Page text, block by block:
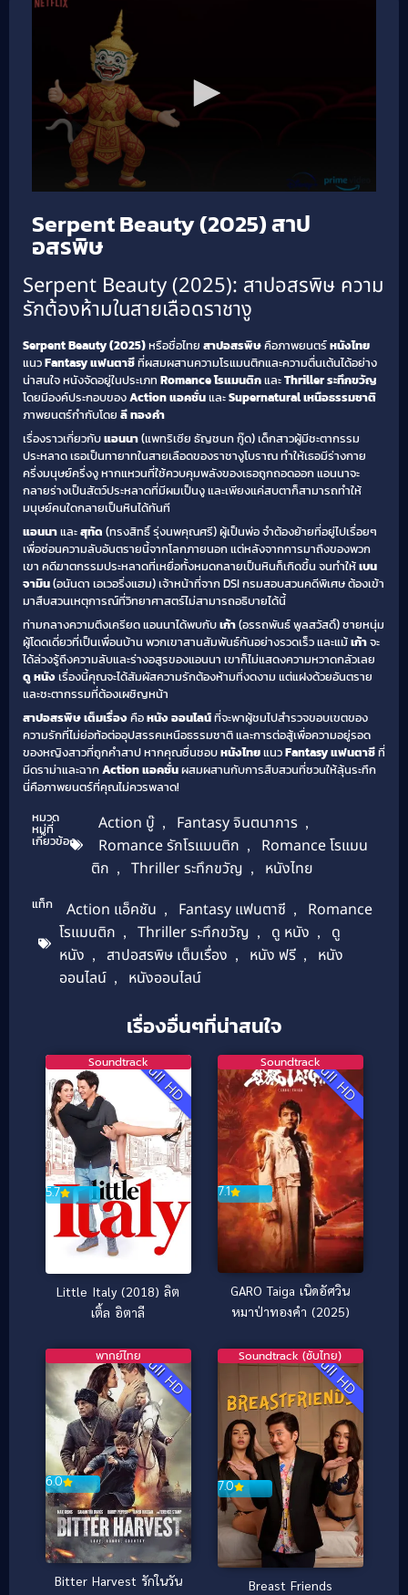
Serpent Beauty (2025) สาป
อสรพิษ
Serpent Beauty (2025): สาปอสรพิษ ความ
รักต้องห้ามในสายเลือดราชางู
Serpent Beauty (2025)หรือชื่อไทย สาปอสรพิษคือภาพยนตร์หนังไทย
แนวFantasy แฟนตาซีที่ผสมผสานความโรแมนติกและความตื่นเต้นได้อย่าง
น่าสนใจ หนังจัดอยู่ในประเภท Romance โรแมนติกและThriller ระทึกขวัญ
โดยมีองค์ประกอบของAction แอคชั่นและSupernatural เหนือธรรมชาติ
ภาพยนตร์กำกับโดย ลี ทองคำ
เรื่องราวเกี่ยวกับแอนนา(แพทริเซีย ธัญชนก กู๊ด) เด็กสาวผู้มีชะตากรรม
ประหลาด เธอเป็นทายาทในสายเลือดของราชางูโบราณ ทำให้เธอมีร่างกาย
ครึ่งมนุษย์ครึ่งงู หากแหวนที่ใช้ควบคุมพลังของเธอถูกถอดออก แอนนาจะ
กลายร่างเป็นสัตว์ประหลาดที่มีผมเป็นงู และเพียงแค่สบตาก็สามารถทำให้
มนุษย์คนใดกลายเป็นหินได้ทันที
แอนนาและสุทัด (ทรงสิทธิ์ รุ่งนพคุณศรี) ผู้เป็นพ่อ จำต้องย้ายที่อยู่ไปเรื่อยๆ
เพื่อซ่อนความลับอันตรายนี้จากโลกภายนอก แต่หลังจากการมาถึงของพวก
เขา คดีฆาตกรรมประหลาดที่เหยื่อทั้งหมดกลายเป็นหินก็เกิดขึ้น จนทำให้เบน
จามิน(อนันดา เอเวอริ่งแฮม) เจ้าหน้าที่จาก DSI กรมสอบสวนคดีพิเศษ ต้องเข้า
มาสืบสวนเหตุการณ์ที่วิทยาศาสตร์ไม่สามารถอธิบายได้นี้
ท่ามกลางความตึงเครียด แอนนาได้พบกับเก้า(อรรถพันธ์ พูลสวัสดิ์) ชายหนุ่ม
ผู้โดดเดี่ยวที่เป็นเพื่อนบ้าน พวกเขาสานสัมพันธ์กันอย่างรวดเร็ว และแม้เก้าจะ
ได้ล่วงรู้ถึงความลับและร่างอสูรของแอนนา เขาก็ไม่แสดงความหวาดกลัวเลย
ดู หนังเรื่องนี้คุณจะได้สัมผัสความรักต้องห้ามที่งดงาม แต่แฝงด้วยอันตราย
และชะตากรรมที่ต้องเผชิญหน้า
สาปอสรพิษ เต็มเรื่องคือหนัง ออนไลน์ที่จะพาผู้ชมไปสำรวจขอบเขตของ
ความรักที่ไม่ย่อท้อต่ออุปสรรคเหนือธรรมชาติ และการต่อสู้เพื่อความอยู่รอด
ของหญิงสาวที่ถูกคำสาป หากคุณชื่นชอบหนังไทยแนวFantasy แฟนตาซีที่
มีดราม่าและฉากAction แอคชั่นผสมผสานกับการสืบสวนที่ชวนให้ลุ้นระทึก
นี่คือภาพยนตร์ที่คุณไม่ควรพลาด!
หมวด
หมู่ที่
เกี่ยวข้อง
Action บู๊ , Fantasy จินตนาการ ,
Romance รักโรแมนติก ,
Romance โรแมน
ติก , Thriller ระทึกขวัญ , หนังไทย
แท็ก Action แอ็คชัน , Fantasy แฟนตาซี ,
Romance
โรแมนติก , Thriller ระทึกขวัญ , ดู หนัง ,
ดู
หนัง , สาปอสรพิษ เต็มเรื่อง , หนัง ฟรี ,
หนัง
ออนไลน์ , หนังออนไลน์
เรื่องอื่นๆที่น่าสนใจ
Full HD
5.7
Soundtrack
Little Italy (2018) ลิต
เติ้ล อิตาลี
Full HD
7.1
Soundtrack
GARO Taiga เนิดอัศวิน
หมาป่าทองคำ (2025)
Full HD
6.0
พากย์ไทย
Bitter Harvest รักในวัน
Full HD
7.0
Soundtrack (ซับไทย)
Breast Friends